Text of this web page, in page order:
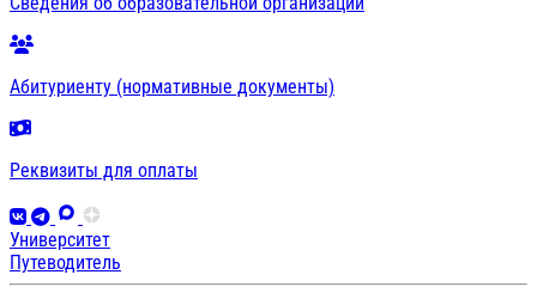
Абитуриенту (нормативные документы)
Реквизиты для оплаты
Университет
Путеводитель